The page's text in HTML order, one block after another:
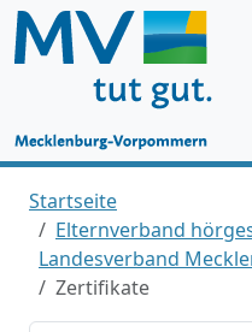
Startseite
Elternverband
Landesverband
Zertifikate